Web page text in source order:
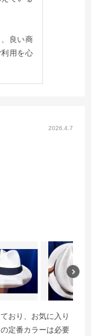
良い商
用を心
2026.4.7
おり、お気に入り
定番カラーは必要